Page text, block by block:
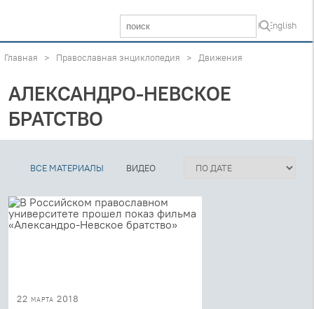
In English
Главная > Православная энциклопедия > Движения
АЛЕКСАНДРО-НЕВСКОЕ
БРАТСТВО
ВСЕ МАТЕРИАЛЫ ВИДЕО
22 марта 2018